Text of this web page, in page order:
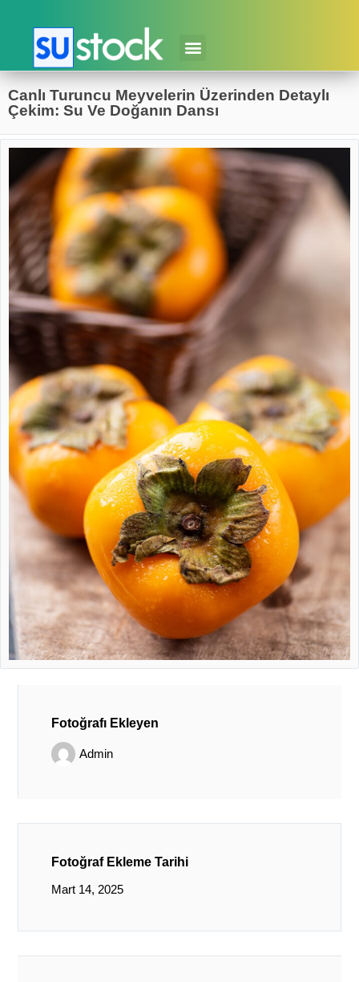
Canlı Turuncu Meyvelerin Üzerinden Detaylı
Çekim: Su Ve Doğanın Dansı
Fotoğrafı Ekleyen
Admin
Fotoğraf Ekleme Tarihi
Mart 14, 2025